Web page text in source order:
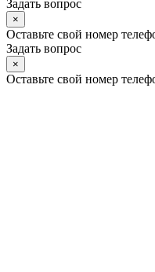
Max
Telegram